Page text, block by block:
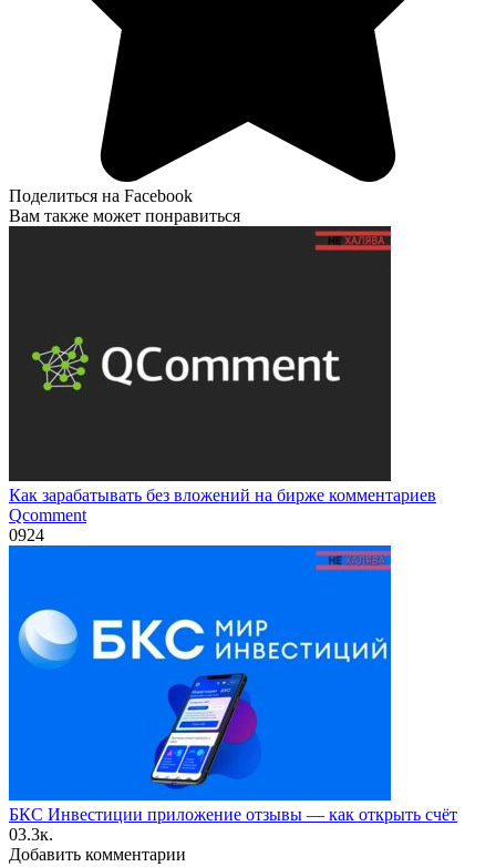
Поделиться на Facebook
Вам также может понравиться
Как зарабатывать без вложений на бирже комментариев
Qcomment
0924
БКС Инвестиции приложение отзывы — как открыть счёт
03.3к.
Добавить комментарии